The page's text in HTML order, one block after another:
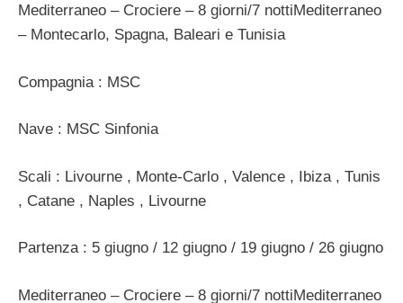
Mediterraneo – Crociere – 8 giorni/7 nottiMediterraneo
– Montecarlo, Spagna, Baleari e Tunisia
Compagnia : MSC
Nave : MSC Sinfonia
Scali : Livourne , Monte-Carlo , Valence , Ibiza , Tunis
, Catane , Naples , Livourne
Partenza : 5 giugno / 12 giugno / 19 giugno / 26 giugno
Mediterraneo – Crociere – 8 giorni/7 nottiMediterraneo